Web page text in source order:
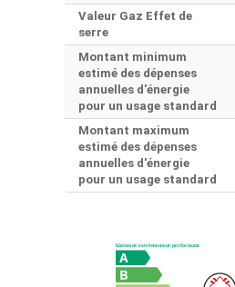
Valeur Gaz Effet de
serre
Montant minimum
estimé des dépenses
annuelles d'énergie
pour un usage standard
Montant maximum
estimé des dépenses
annuelles d'énergie
pour un usage standard